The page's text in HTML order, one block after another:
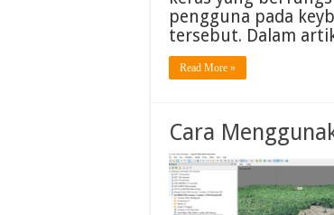
pengguna pada
tersebut. Dalam
Read More »
Cara